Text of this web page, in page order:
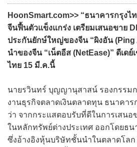
HoonSmart.com>> “ธนาคารกรุงไ
จีนฟื้นตัวแข็งแกร่ง เตรียมเสนอขาย
ประกันยักษ์ใหญ่ของจีน “ผิงอัน (Ping
นำของจีน “เน็ตอีส (NetEase)” ดีเด
ไทย 15 มี.ค.นี้
นายรวินทร์ บุญญานุสาสน์ รองกรรม
งานธุรกิจตลาดเงินตลาดทุน ธนาคารก
ว่า จากกระแสตอบรับที่ดีในการเสนอ
ในหลักทรัพย์ต่างประเทศ ออกโดยธน
ซึ่งอ้างอิงหุ้นบริษัทชั้นนำในตลาดโลก